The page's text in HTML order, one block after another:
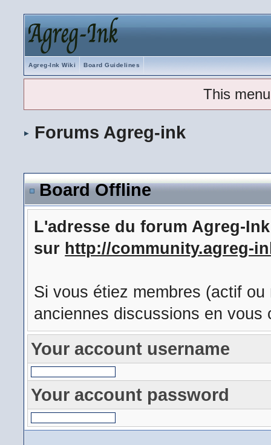
Agreg-Ink Wiki Board Guidelines
This
Forums Agreg-ink
Board Offline
L'adresse du forum Agreg-
sur http://community.agreg-
Si vous étiez membres (actif
anciennes discussions en
Your account username
Your account password